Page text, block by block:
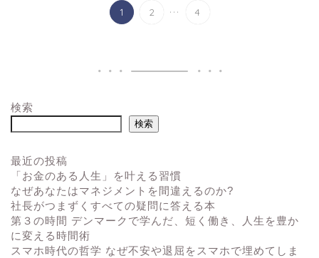
1 2 ... 4
検索
検索
最近の投稿
「お金のある人生」を叶える習慣
なぜあなたはマネジメントを間違えるのか?
社長がつまずくすべての疑問に答える本
第３の時間 デンマークで学んだ、短く働き、人生を豊か
に変える時間術
スマホ時代の哲学 なぜ不安や退屈をスマホで埋めてしま